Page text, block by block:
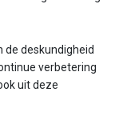
de deskundigheid
verbetering
uit deze